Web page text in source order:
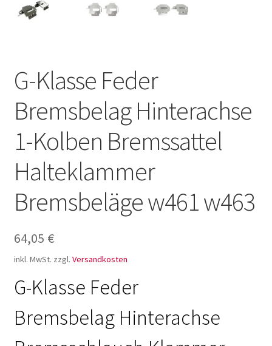
G-Klasse Feder
Bremsbelag Hinterachse
1-Kolben Bremssattel
Halteklammer
Bremsbeläge w461 w463
64,05 €
inkl. MwSt. zzgl. Versandkosten
G-Klasse Feder
Bremsbelag Hinterachse